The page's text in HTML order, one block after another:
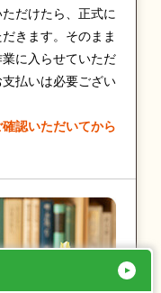
だけたら、正式に
きます。そのまま
に入らせていただ
払いは必要ござい
認いただいてから